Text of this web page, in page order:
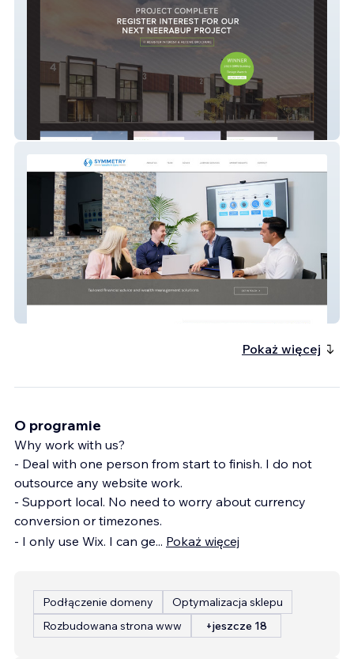
Global Business Park
Pokaż więcej
O programie
Why work with us?
- Deal with one person from start to finish. I do not
outsource any website work.
- Support local. No need to worry about currency
conversion or timezones.
- I only use Wix. I can ge... Pokaż więcej
Podłączenie domeny
Optymalizacja sklepu
Rozbudowana strona www
+jeszcze 18